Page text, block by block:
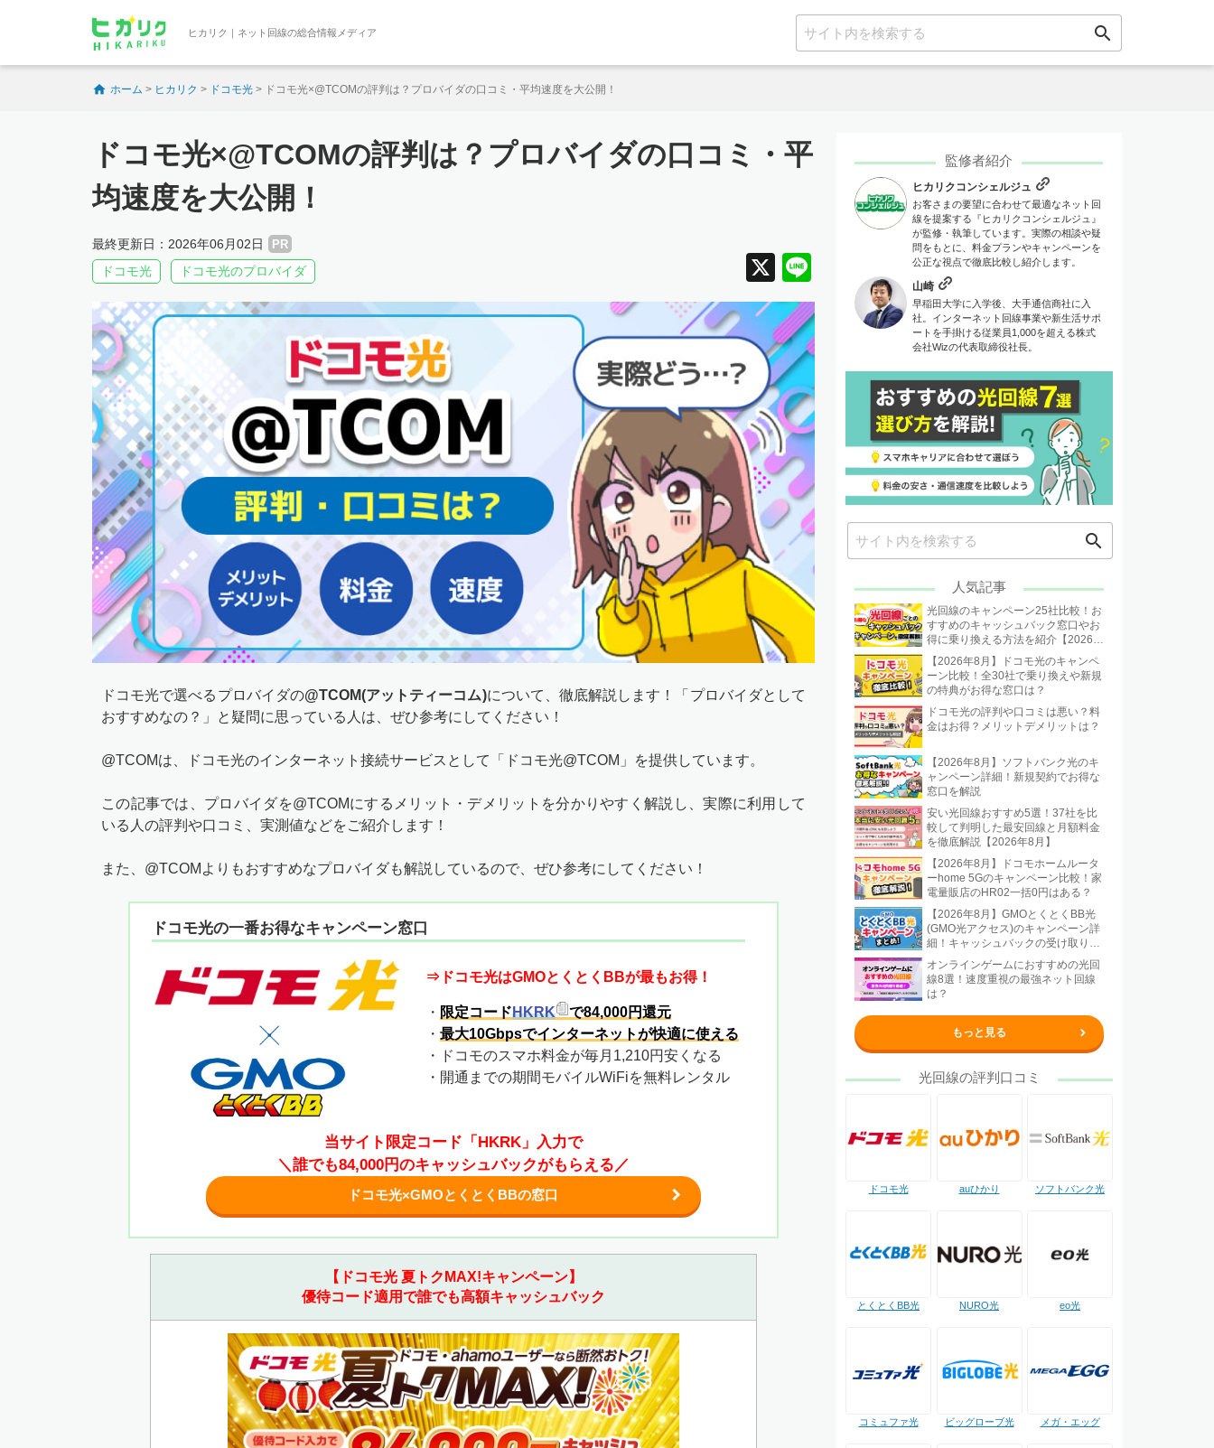
ヒカリク｜ネット回線の総合情報メディア search
ホーム > ヒカリク > ドコモ光 > ドコモ光×@TCOMの評判は？プロバイダの口コミ・平均速度を大公開！
ドコモ光×@TCOMの評判は？プロバイダの口コミ・平
均速度を大公開！
最終更新日：2026年06月02日 PR
X
ドコモ光 ドコモ光のプロバイダ
ドコモ光で選べるプロバイダの@TCOM(アットティーコム)について、徹底解説します！「プロバイダとして
おすすめなの？」と疑問に思っている人は、ぜひ参考にしてください！
@TCOMは、ドコモ光のインターネット接続サービスとして「ドコモ光@TCOM」を提供しています。
この記事では、プロバイダを@TCOMにするメリット・デメリットを分かりやすく解説し、実際に利用して
いる人の評判や口コミ、実測値などをご紹介します！
また、@TCOMよりもおすすめなプロバイダも解説しているので、ぜひ参考にしてください！
ドコモ光の一番お得なキャンペーン窓口
⇒ドコモ光はGMOとくとくBBが最もお得！
・ 限定コードHKRK
で84,000円還元
・ 最大10Gbpsでインターネットが快適に使える
・ドコモのスマホ料金が毎月1,210円安くなる
・開通までの期間モバイルWiFiを無料レンタル
当サイト限定コード「HKRK」入力で
＼誰でも84,000円のキャッシュバックがもらえる／
ドコモ光×GMOとくとくBBの窓口
【ドコモ光 夏トクMAX!キャンペーン】
優待コード適用で誰でも高額キャッシュバック
監修者紹介
ヒカリクコンシェルジュ
お客さまの要望に合わせて最適なネット回
線を提案する『ヒカリクコンシェルジュ』
が監修・執筆しています。実際の相談や疑
問をもとに、料金プランやキャンペーンを
公正な視点で徹底比較し紹介します。
山崎
早稲田大学に入学後、大手通信商社に入
社。インターネット回線事業や新生活サポ
ートを手掛ける従業員1,000を超える株式
会社Wizの代表取締役社長。
search
人気記事
光回線のキャンペーン25社比較！お
すすめのキャッシュバック窓口やお
得に乗り換える方法を紹介【2026年
8月】
【2026年8月】ドコモ光のキャンペ
ーン比較！全30社で乗り換えや新規
の特典がお得な窓口は？
ドコモ光の評判や口コミは悪い？料
金はお得？メリットデメリットは？
【2026年8月】ソフトバンク光のキ
ャンペーン詳細！新規契約でお得な
窓口を解説
安い光回線おすすめ5選！37社を比
較して判明した最安回線と月額料金
を徹底解説【2026年8月】
【2026年8月】ドコモホームルータ
ーhome 5Gのキャンペーン比較！家
電量販店のHR02一括0円はある？
【2026年8月】GMOとくとくBB光
(GMO光アクセス)のキャンペーン詳
細！キャッシュバックの受け取り方
法も解説
オンラインゲームにおすすめの光回
線8選！速度重視の最強ネット回線
は？
もっと見る
光回線の評判口コミ
ドコモ光 auひかり ソフトバンク光
とくとくBB光 NURO光 eo光
コミュファ光 ビッグローブ光 メガ・エッグ